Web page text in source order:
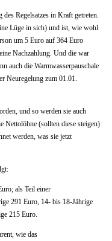
Regelsatzes in Kraft getreten.
Lüge in sich) und ist, wie wohl
um 5 Euro auf 364 Euro
Nachzahlung. Und die war
auch die Warmwasserpauschale
Neuregelung zum 01.01.
und so werden sie auch
Nettolöhne (sollten diese steigen)
werden, was sie jetzt
als Teil einer
291 Euro, 14- bis 18-Jährige
215 Euro.
wie das